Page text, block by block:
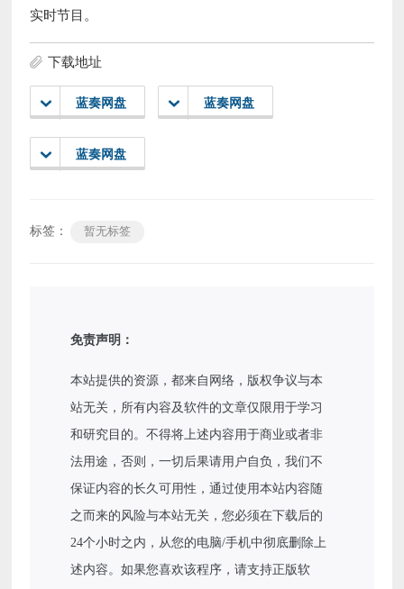
实时节目。
下载地址
蓝奏网盘 蓝奏网盘
蓝奏网盘
标签： 暂无标签
免责声明：
本站提供的资源，都来自网络，版权争议与本
站无关，所有内容及软件的文章仅限用于学习
和研究目的。不得将上述内容用于商业或者非
法用途，否则，一切后果请用户自负，我们不
保证内容的长久可用性，通过使用本站内容随
之而来的风险与本站无关，您必须在下载后的
24个小时之内，从您的电脑/手机中彻底删除上
述内容。如果您喜欢该程序，请支持正版软